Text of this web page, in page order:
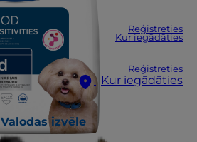
Reģistrēties
Kur iegādāties
Reģistrēties
Kur iegādāties
Valodas izvēle